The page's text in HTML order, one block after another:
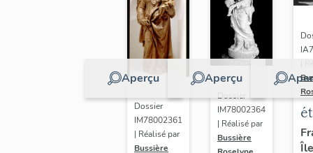
Aperçu
Dossier
IM78002361
| Réalisé par
Bussière
Aperçu
Dossier
IM78002364
| Réalisé par
Bussière